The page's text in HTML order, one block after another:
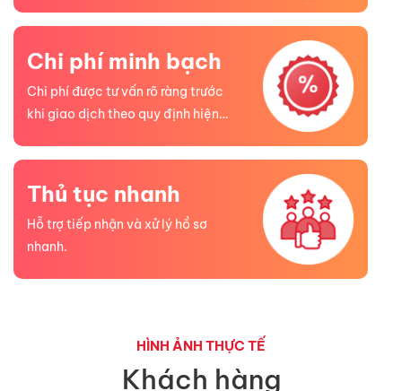
Chi phí minh bạch
Chi phí được tư vấn rõ ràng trước
khi giao dịch theo quy định hiện
Thủ tục nhanh
Hỗ trợ tiếp nhận và xử lý hồ sơ
nhanh.
HÌNH ẢNH THỰC TẾ
Khách hàng